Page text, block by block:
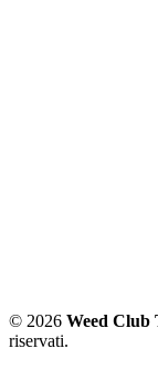
© 2026 Weed Club
riservati.